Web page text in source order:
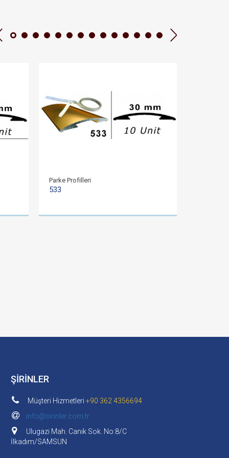
Parke Profilleri
533
ŞİRİNLER
Müşteri Hizmetleri +90 362 4356694
info@sirinler.com.tr
Ulugazi Mah. Canik Sok. No:8/C
İlkadım/SAMSUN